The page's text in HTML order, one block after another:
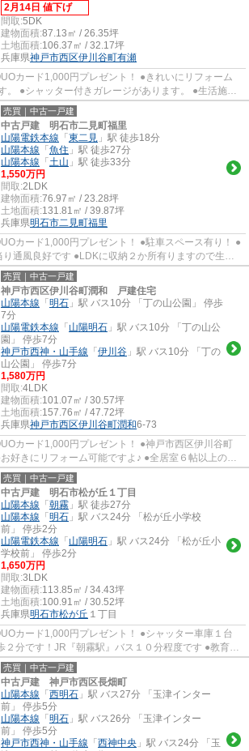
2月14日 値下げ
間取:5DK
建物面積:87.13㎡ / 26.35坪
土地面積:106.37㎡ / 32.17坪
兵庫県神戸市西区伊川谷町有瀬
カード1,000円プレゼント！ ●きれいにリフォーム
。 ●シャッター付きガレージがあります。 ●生活施設
います。 ●保育園・小学校...
売買｜中古一戸建
中古戸建 明石市二見町福里
山陽電鉄本線 「東二見 」駅 徒歩18分
山陽本線 「魚住 」駅 徒歩27分
山陽本線 「土山 」駅 徒歩33分
1,550万円
間取:2LDK
建物面積:76.97㎡ / 23.28坪
土地面積:131.81㎡ / 39.87坪
兵庫県明石市二見町福里
カード1,000円プレゼント！ ●駐車スペース有り！ ●
通風良好です ●LDKに収納２か所有りますので生活
二見北小学校・二見中学校
売買｜中古一戸建
神戸市西区伊川谷町潤和 戸建住宅
山陽本線 「明石 」駅 バス10分 「丁の山公園」 停歩
7分
山陽電鉄本線 「山陽明石 」駅 バス10分 「丁の山公
園」 停歩7分
神戸市西神・山手線 「伊川谷 」駅 バス10分 「丁の
山公園」 停歩7分
1,580万円
間取:4LDK
建物面積:101.07㎡ / 30.57坪
土地面積:157.76㎡ / 47.72坪
兵庫県神戸市西区伊川谷町潤和6-73
カード1,000円プレゼント！ ●神戸市西区伊川谷町
好きにリフォーム可能ですよ♪ ●全居室６帖以上のゆ
●お車３台駐車可能！(車種...
売買｜中古一戸建
中古戸建 明石市松が丘１丁目
山陽本線 「朝霧 」駅 徒歩27分
山陽本線 「明石 」駅 バス24分 「松が丘小学校
前」 停歩2分
山陽電鉄本線 「山陽明石 」駅 バス24分 「松が丘小
学校前」 停歩2分
1,650万円
間取:3LDK
建物面積:113.85㎡ / 34.43坪
土地面積:100.91㎡ / 30.52坪
兵庫県明石市松が丘 １丁目
カード1,000円プレゼント！ ●シャッター車庫１台
２分です！JR『朝霧駅』バス１０分程度です ●教育施
に揃っていますのでお子様...
売買｜中古一戸建
中古戸建 神戸市西区長畑町
山陽本線 「西明石 」駅 バス27分 「玉津インター
前」 停歩5分
山陽本線 「明石 」駅 バス26分 「玉津インター
前」 停歩5分
神戸市西神・山手線 「西神中央 」駅 バス24分 「玉